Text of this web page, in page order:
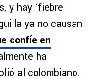
y hay ‘fiebre
ya no causan
confíe en
ha
al colombiano.